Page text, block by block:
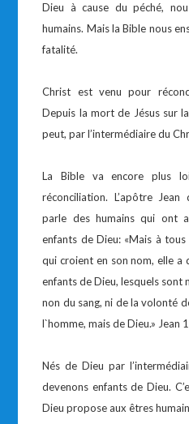
Dieu à cause du péché,
humains. Mais la Bible nous
fatalité.
Christ est venu pour
Depuis la mort de Jésus sur
peut, par l’intermédiaire du
La Bible va encore plus
réconciliation. L’apôtre
parle des humains qui ont
enfants de Dieu: «Mais à
qui croient en son nom, elle
enfants de Dieu, lesquels sont
non du sang, ni de la volonté
l`homme, mais de Dieu.» Jean
Nés de Dieu par
devenons enfants de Dieu.
Dieu propose aux êtres